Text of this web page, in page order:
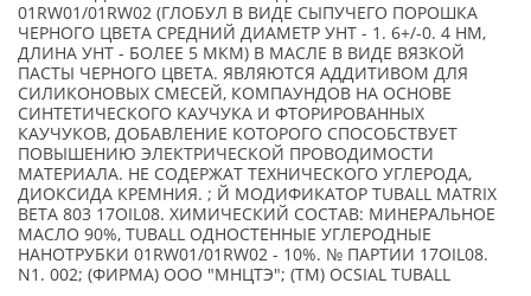
01RW01/01RW02 (ГЛОБУЛ В ВИДЕ СЫПУЧЕГО ПОРОШКА
ЧЕРНОГО ЦВЕТА СРЕДНИЙ ДИАМЕТР УНТ - 1. 6+/-0. 4 НМ,
ДЛИНА УНТ - БОЛЕЕ 5 МКМ) В МАСЛЕ В ВИДЕ ВЯЗКОЙ
ПАСТЫ ЧЕРНОГО ЦВЕТА. ЯВЛЯЮТСЯ АДДИТИВОМ ДЛЯ
СИЛИКОНОВЫХ СМЕСЕЙ, КОМПАУНДОВ НА ОСНОВЕ
СИНТЕТИЧЕСКОГО КАУЧУКА И ФТОРИРОВАННЫХ
КАУЧУКОВ, ДОБАВЛЕНИЕ КОТОРОГО СПОСОБСТВУЕТ
ПОВЫШЕНИЮ ЭЛЕКТРИЧЕСКОЙ ПРОВОДИМОСТИ
МАТЕРИАЛА. НЕ СОДЕРЖАТ ТЕХНИЧЕСКОГО УГЛЕРОДА,
ДИОКСИДА КРЕМНИЯ. ; Й МОДИФИКАТОР TUBALL MATRIX
ВЕТА 803 17OIL08. ХИМИЧЕСКИЙ СОСТАВ: МИНЕРАЛЬНОЕ
МАСЛО 90%, TUBALL ОДНОСТЕННЫЕ УГЛЕРОДНЫЕ
НАНОТРУБКИ 01RW01/01RW02 - 10%. № ПАРТИИ 17OIL08.
N1. 002; (ФИРМА) ООО "МНЦТЭ"; (TM) OCSIAL TUBALL